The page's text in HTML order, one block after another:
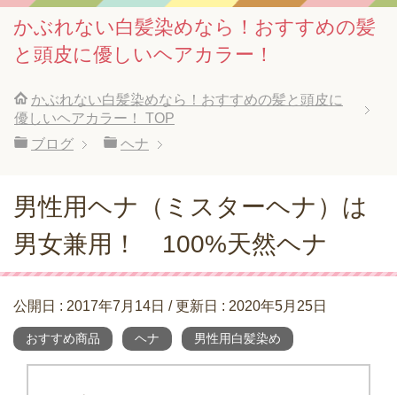
かぶれない白髪染めなら！おすすめの髪
と頭皮に優しいヘアカラー！
かぶれない白髪染めなら！おすすめの髪と頭皮に
優しいヘアカラー！
TOP
ブログ
ヘナ
男性用ヘナ（ミスターヘナ）は
男女兼用！ 100%天然ヘナ
公開日 : 2017年7月14日 / 更新日 : 2020年5月25日
おすすめ商品 ヘナ 男性用白髪染め